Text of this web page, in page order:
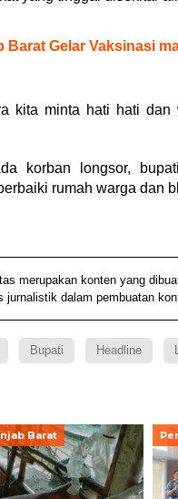
Barat Gelar Vaksinasi
kita minta hati hati
korban longsor,
rumah warga dan
merupakan konten yang
dalam pembuatan
Bupati Headline
Barat